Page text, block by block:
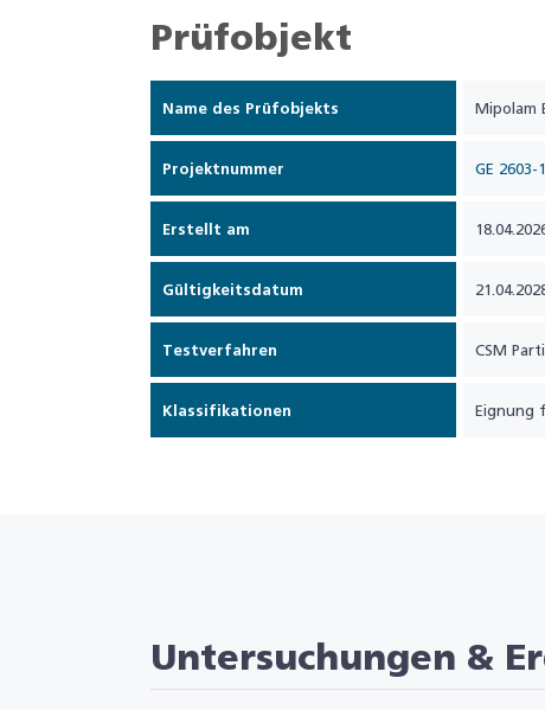
Prüfobjekt
Name des Prüfobjekts Mipolam
Projektnummer GE 2603-
Erstellt am
Gültigkeitsdatum
Testverfahren CSM
Klassifikationen Eignung
Untersuchungen &